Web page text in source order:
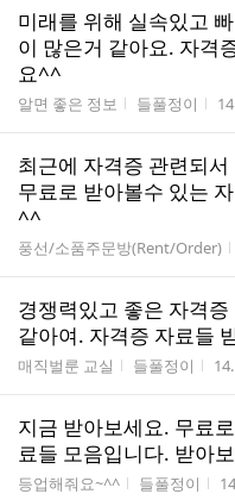
미래를 위해 실속있고
이 많은거 같아요. 자격
요^^
게시판명
알면 좋은 정보 작성자
들풀정이
최근에 자격증 관련되
무료로 받아볼수 있는
^^
게시판명
풍선/소품주문방(Rent/Order)
경쟁력있고 좋은 자격
같아여. 자격증 자료들
게시판명
매직벌룬 교실 작성자
들풀정이 작
지금 받아보세요. 무료
료들 모음입니다. 받아
게시판명
등업해줘요~^^ 작성자
들풀정이